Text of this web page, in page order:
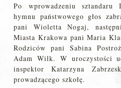
Po wprowadzeniu
hymnu państwowego głos
pani Wioletta Nogaj,
Miasta Krakowa pani Maria
Rodziców pani Sabina
Adam Wilk. W uroczystości
inspektor Katarzyna
prowadzącego szkołę.